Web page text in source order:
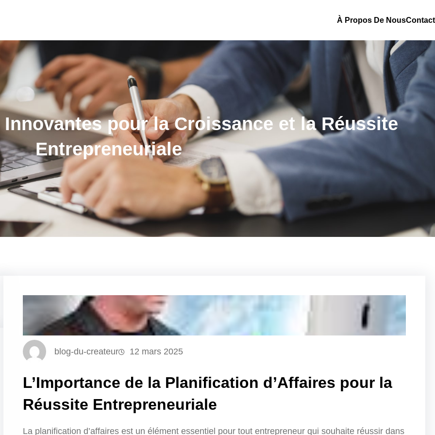
À Propos De NousContact
pour la Croissance et la Réussite
Entrepreneuriale
blog-du-createur 12 mars 2025
L’Importance de la Planification d’Affaires pour la
Réussite Entrepreneuriale
La planification d’affaires est un élément essentiel pour tout entrepreneur qui souhaite réussir dans